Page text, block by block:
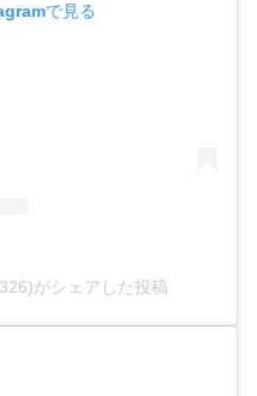
で見る
がシェアした投稿